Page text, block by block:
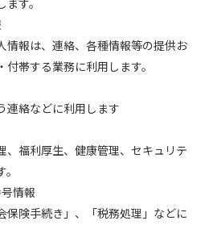
す。
報は、連絡、各種情報等の提供お
帯する業務に利用します。
連絡などに利用します
福利厚生、健康管理、セキュリテ
情報
険手続き」、「税務処理」などに